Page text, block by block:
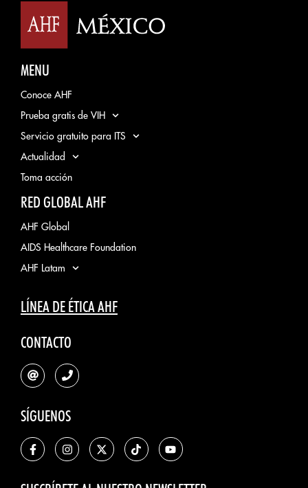
MENU
Conoce AHF
Prueba gratis de VIH
Servicio gratuito para ITS
Actualidad
Toma acción
RED GLOBAL AHF
AHF Global
AIDS Healthcare Foundation
AHF Latam
LÍNEA DE ÉTICA AHF
CONTACTO
SÍGUENOS